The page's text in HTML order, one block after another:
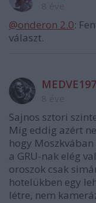
@onderon 2.0:
választ.
Sajnos sztori
Míg eddig azért
hogy
a GRU-nak elég
oroszok csak
hotelükben egy
létre, nem